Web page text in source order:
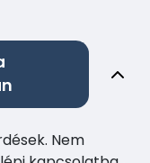
Nem